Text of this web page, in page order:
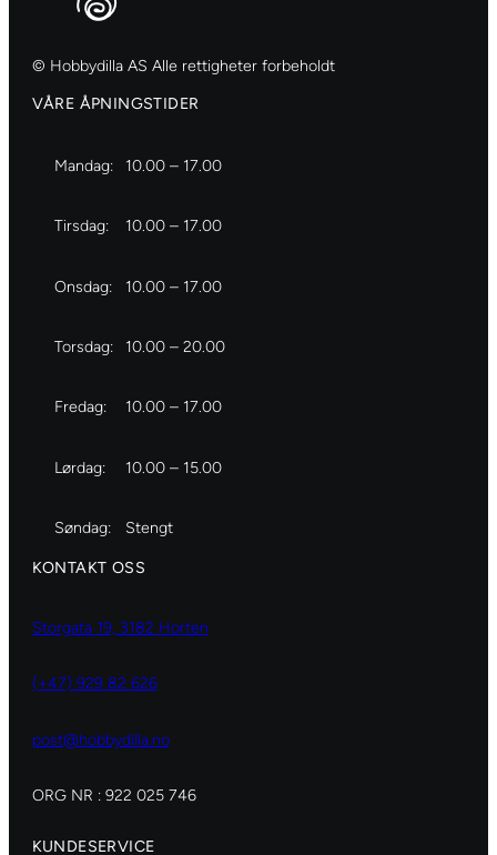
© Hobbydilla AS Alle rettigheter forbeholdt
VÅRE ÅPNINGSTIDER
Mandag: 10.00 – 17.00
Tirsdag: 10.00 – 17.00
Onsdag: 10.00 – 17.00
Torsdag: 10.00 – 20.00
Fredag: 10.00 – 17.00
Lørdag: 10.00 – 15.00
Søndag: Stengt
KONTAKT OSS
Storgata 19, 3182 Horten
(+47) 929 82 626
post@hobbydilla.no
ORG NR : 922 025 746
KUNDESERVICE